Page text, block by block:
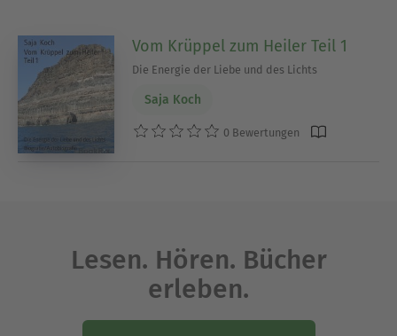
Vom Krüppel zum Heiler Teil 1
Die Energie der Liebe und des Lichts
Saja Koch
0 Bewertungen
Lesen. Hören. Bücher
erleben.